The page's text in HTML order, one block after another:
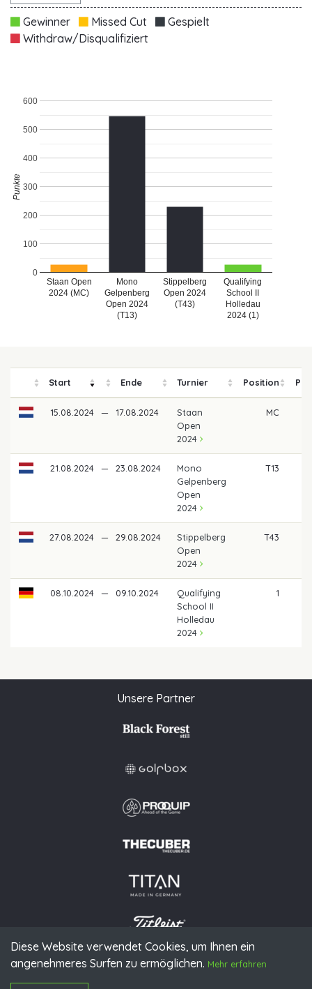
Diese Website verwendet Cookies, um Ihnen ein
angenehmeres Surfen zu ermöglichen. Mehr erfahren
Gewinner Missed Cut
Gespielt
Withdraw/Disqualifiziert
Staan Open
2024 (MC)
Mono
Gelpenberg
Open 2024
(T13)
Stippelberg
Open 2024
(T43)
Qualifying
School II
Holledau
2024 (1)
0
100
200
300
400
500
600
Punkte
Start Ende Turnier Position
15.08.2024 — 17.08.2024
Staan
Open
2024
MC
21.08.2024 — 23.08.2024
Mono
Gelpenberg
Open
2024
T13
27.08.2024 — 29.08.2024
Stippelberg
Open
2024
T43
08.10.2024 — 09.10.2024
Qualifying
School II
Holledau
2024
1
Unsere Partner
© 2026 PGAoG